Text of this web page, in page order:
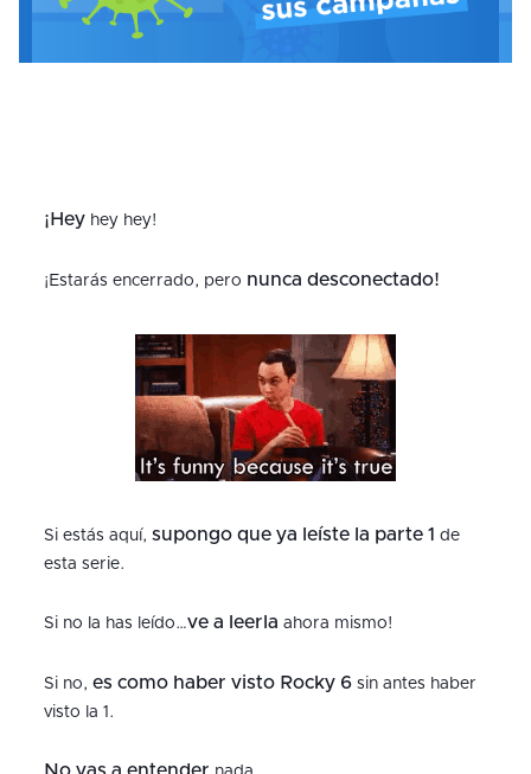
¡Heyhey hey!
¡Estarás encerrado, pero nunca desconectado!
Si estás aquí, supongo que ya leíste la parte 1 de
esta serie.
Si no la has leído…ve a leerla ahora mismo!
Si no, es como haber visto Rocky 6sin antes haber
visto la 1.